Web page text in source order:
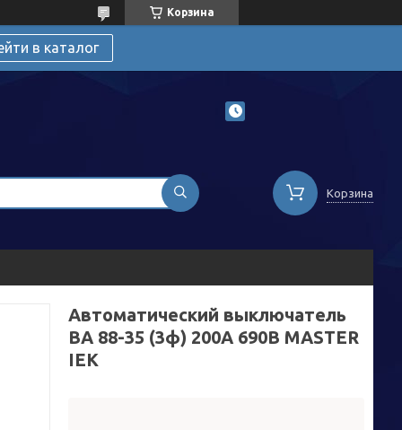
Корзина
в каталог
Корзина
Автоматический выключатель
ВА 88-35 (3ф) 200А 690В MASTER
IEK